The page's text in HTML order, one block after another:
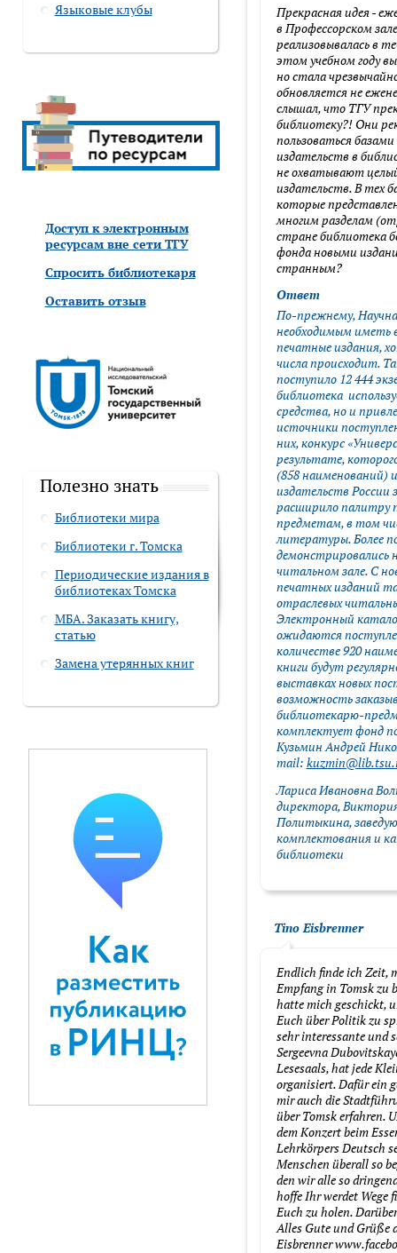
Языковые клубы
Доступ к электронным
ресурсам вне сети ТГУ
Спросить библиотекаря
Оставить отзыв
Полезно знать
Библиотеки мира
Библиотеки г. Томска
Периодические издания в
библиотеках Томска
МБА. Заказать книгу,
статью
Замена утерянных книг
Отзыв
Ваш email
CAPTCHA
Введите символы с
What code is in the
Вертикальные
Прекрасная идея -
в Профессорском
реализовывалась в
этом учебном году
но стала
обновляется не
слышал, что ТГУ
библиотеку?! Они
пользоваться
издательств в
не охватывают
издательств. В тех
которые
многим разделам
стране библиотека
фонда новыми
странным?
Ответ
По-прежнему,
необходимым иметь
печатные издания,
числа происходит.
поступило 12 444
библиотека
средства, но и
источники
них, конкурс
результате,
(858 наименований)
издательств России
расширило палитру
предметам, в том
литературы. Более
демонстрировались
читальном зале. С
печатных изданий
отраслевых
Электронный
ожидаются
количестве 920
книги будут
выставках новых
возможность
библиотекарю-
комплектует фонд
Кузьмин Андрей
mail:
Лариса Ивановна
директора,
Политыкина,
комплектования и
библиотеки
Tino Eisbrenner
Endlich finde ich Zeit,
Empfang in Tomsk zu
hatte mich geschickt,
Euch über Politik zu
sehr interessante und
Sergeevna
Lesesaals, hat jede
organisiert. Dafür ein
mir auch die
über Tomsk erfahren.
dem Konzert beim
Lehrkörpers Deutsch
Menschen überall so
den wir alle so
hoffe Ihr werdet Wege
Euch zu holen.
Alles Gute und Grüße
Eisbrenner